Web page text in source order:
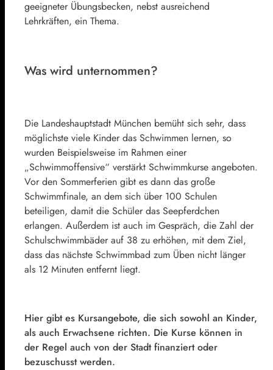
geeigneter Übungsbecken, nebst ausreichend
Lehrkräften, ein Thema.
Was wird unternommen?
Die Landeshauptstadt München bemüht sich sehr, dass
möglichste viele Kinder das Schwimmen lernen, so
wurden Beispielsweise im Rahmen einer
„Schwimmoffensive“ verstärkt Schwimmkurse angeboten.
Vor den Sommerferien gibt es dann das große
Schwimmfinale, an dem sich über 100 Schulen
beteiligen, damit die Schüler das Seepferdchen
erlangen. Außerdem ist auch im Gespräch, die Zahl der
Schulschwimmbäder auf 38 zu erhöhen, mit dem Ziel,
dass das nächste Schwimmbad zum Üben nicht länger
als 12 Minuten entfernt liegt.
Hier gibt es Kursangebote, die sich sowohl an Kinder,
als auch Erwachsene richten. Die Kurse können in
der Regel auch von der Stadt finanziert oder
bezuschusst werden.